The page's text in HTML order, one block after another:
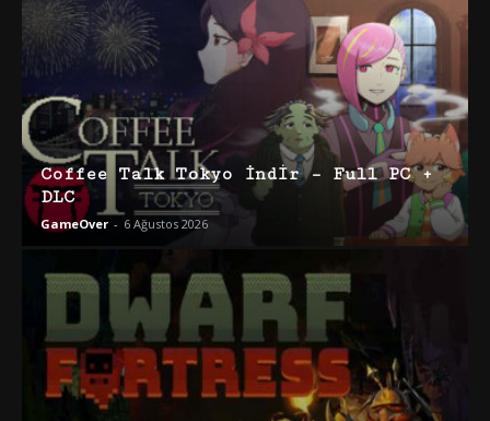
Coffee Talk Tokyo İndir – Full PC +
DLC
GameOver - 6 Ağustos 2026